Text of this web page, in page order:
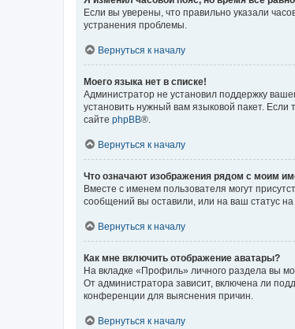
Если вы уверены, что правильно указали
устранения проблемы.
Вернуться к началу
Моего языка нет в списке!
Администратор не установил поддержку
установить нужный вам языковой пакет.
сайте phpBB®.
Вернуться к началу
Что означают изображения рядом с моим
Вместе с именем пользователя могут
сообщений вы оставили, или на ваш статус
Вернуться к началу
Как мне включить отображение аватары?
На вкладке «Профиль» личного раздела вы
От администратора зависит, включена ли
конференции для выяснения причин.
Вернуться к началу